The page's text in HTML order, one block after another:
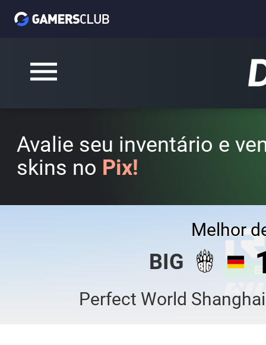
Avalie seu inventário e
skins no Pix!
Melhor
BIG
Perfect World